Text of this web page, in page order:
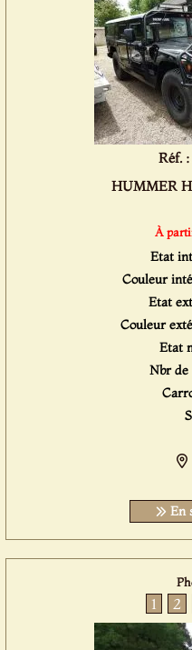
Réf.
HUMMER
À
Etat
Couleur
Etat
Couleur
Etat
Nbr de
En
1 2